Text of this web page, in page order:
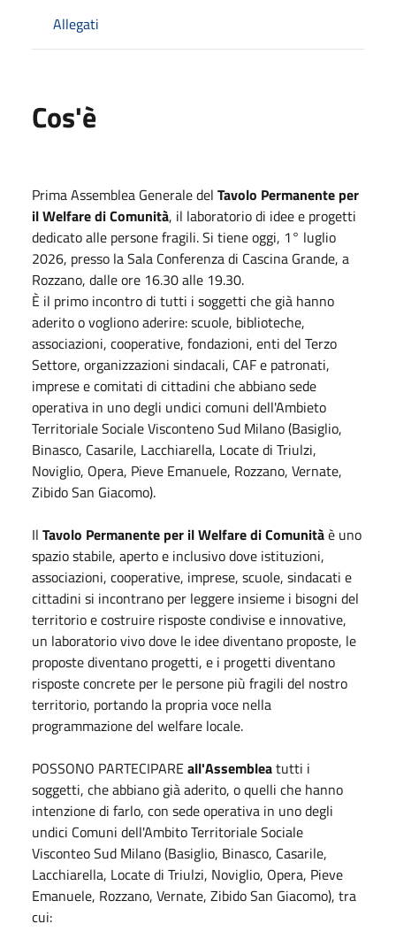
Allegati
Cos'è
Prima Assemblea Generale del Tavolo Permanente per
il Welfare di Comunità, il laboratorio di idee e progetti
dedicato alle persone fragili. Si tiene oggi, 1° luglio
2026, presso la Sala Conferenza di Cascina Grande, a
Rozzano, dalle ore 16.30 alle 19.30.
È il primo incontro di tutti i soggetti che già hanno
aderito o vogliono aderire: scuole, biblioteche,
associazioni, cooperative, fondazioni, enti del Terzo
Settore, organizzazioni sindacali, CAF e patronati,
imprese e comitati di cittadini che abbiano sede
operativa in uno degli undici comuni dell'Ambieto
Territoriale Sociale Visconteno Sud Milano (Basiglio,
Binasco, Casarile, Lacchiarella, Locate di Triulzi,
Noviglio, Opera, Pieve Emanuele, Rozzano, Vernate,
Zibido San Giacomo).
Il Tavolo Permanente per il Welfare di Comunitàè uno
spazio stabile, aperto e inclusivo dove istituzioni,
associazioni, cooperative, imprese, scuole, sindacati e
cittadini si incontrano per leggere insieme i bisogni del
territorio e costruire risposte condivise e innovative,
un laboratorio vivo dove le idee diventano proposte, le
proposte diventano progetti, e i progetti diventano
risposte concrete per le persone più fragili del nostro
territorio, portando la propria voce nella
programmazione del welfare locale.
POSSONO PARTECIPARE all'Assembleatutti i
soggetti, che abbiano già aderito, o quelli che hanno
intenzione di farlo, con sede operativa in uno degli
undici Comuni dell'Ambito Territoriale Sociale
Visconteo Sud Milano (Basiglio, Binasco, Casarile,
Lacchiarella, Locate di Triulzi, Noviglio, Opera, Pieve
Emanuele, Rozzano, Vernate, Zibido San Giacomo), tra
cui: